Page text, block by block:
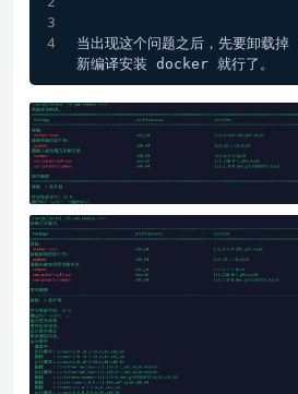
当出现这个问题之后，先要卸载
新编译安装 docker 就行了。